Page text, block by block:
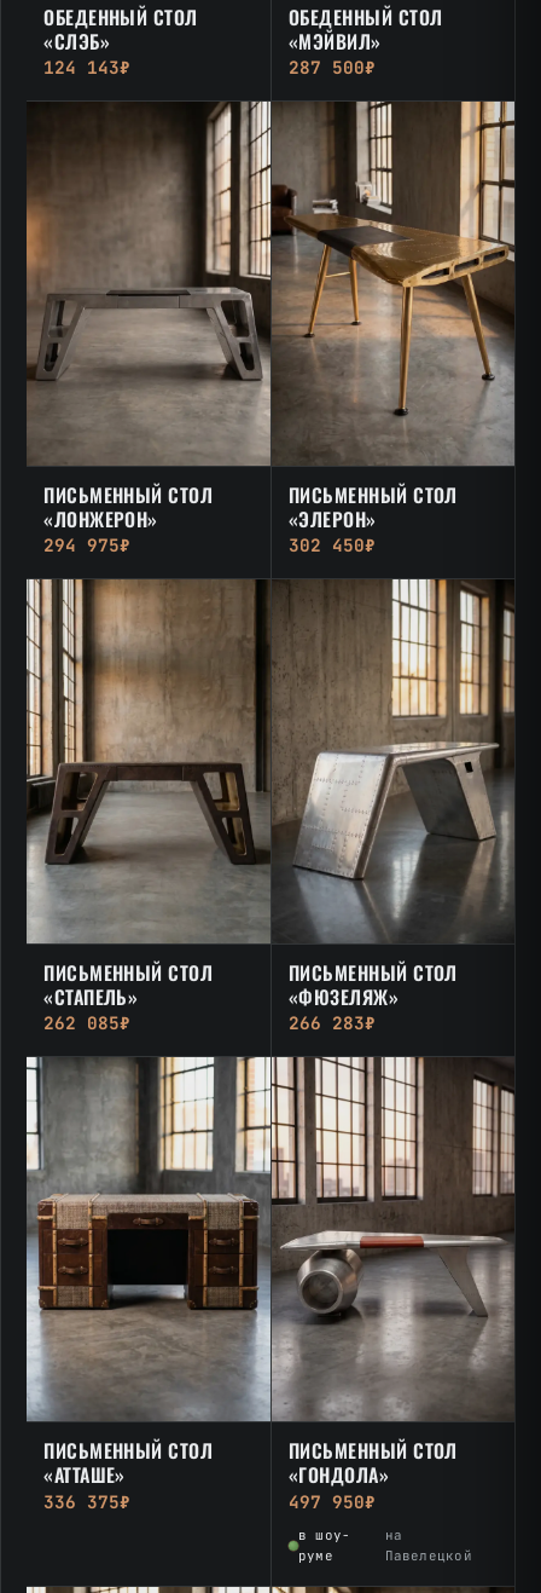
ОБЕДЕННЫЙ СТОЛ
«СЛЭБ»
124 143₽
ОБЕДЕННЫЙ СТОЛ
«МЭЙВИЛ»
287 500₽
ПИСЬМЕННЫЙ СТОЛ
«ЛОНЖЕРОН»
294 975₽
ПИСЬМЕННЫЙ СТОЛ
«ЭЛЕРОН»
302 450₽
ПИСЬМЕННЫЙ СТОЛ
«СТАПЕЛЬ»
262 085₽
ПИСЬМЕННЫЙ СТОЛ
«ФЮЗЕЛЯЖ»
266 283₽
ПИСЬМЕННЫЙ СТОЛ
«АТТАШЕ»
336 375₽
ПИСЬМЕННЫЙ СТОЛ
«ГОНДОЛА»
497 950₽
в шоу-
руме
на
Павелецкой